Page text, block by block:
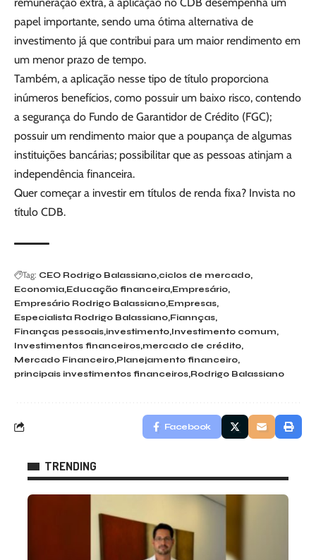
papel importante, sendo uma ótima alternativa de
investimento já que contribui para um maior rendimento em
um menor prazo de tempo.
Também, a aplicação nesse tipo de título proporciona
inúmeros benefícios, como possuir um baixo risco, contendo
a segurança do Fundo de Garantidor de Crédito (FGC);
possuir um rendimento maior que a poupança de algumas
instituições bancárias; possibilitar que as pessoas atinjam a
independência financeira.
Quer começar a investir em títulos de renda fixa? Invista no
título CDB.
Tag: CEO Rodrigo Balassiano ciclos de mercado
Economia Educação financeira Empresário
Empresário Rodrigo Balassiano Empresas
Especialista Rodrigo Balassiano Fiannças
Finanças pessoais investimento Investimento comum
Investimentos financeiros mercado de crédito
Mercado Financeiro Planejamento financeiro
principais investimentos financeiros Rodrigo Balassiano
Facebook
TRENDING